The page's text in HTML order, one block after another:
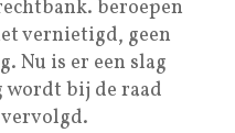
beroepen
vernietigd, geen
Nu is er een slag
wordt bij de raad